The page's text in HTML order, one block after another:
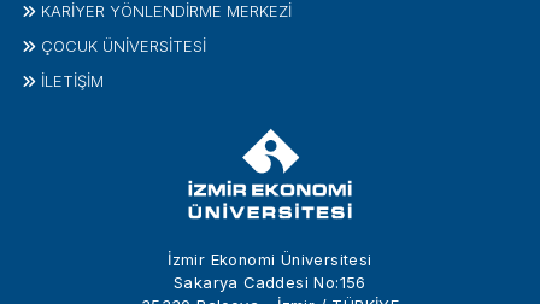
İzmir Ekonomi Üniversitesi
Sakarya Caddesi No:156
KARİYER YÖNLENDİRME MERKEZİ
ÇOCUK ÜNIVERSITESI
İLETIŞIM